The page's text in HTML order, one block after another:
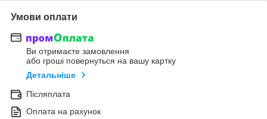
Умови оплати
Ви отримаєте замовлення
або гроші повернуться на вашу картку
Детальніше
Післяплата
Оплата на рахунок